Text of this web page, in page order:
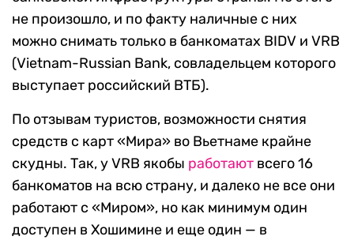
не произошло, и по факту наличные с них
можно снимать только в банкоматах BIDV и VRB
(Vietnam-Russian Bank, совладельцем которого
выступает российский ВТБ).
По отзывам туристов, возможности снятия
средств с карт «Мира» во Вьетнаме крайне
скудны. Так, у VRB якобы работают всего 16
банкоматов на всю страну, и далеко не все они
работают с «Миром», но как минимум один
доступен в Хошимине и еще один — в